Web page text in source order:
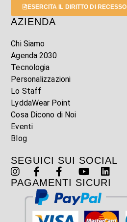
ESERCITA IL DIRITTO DI RECESSO
AZIENDA
Chi Siamo
Agenda 2030
Tecnologia
Personalizzazioni
Lo Staff
LyddaWear Point
Cosa Dicono di Noi
Eventi
Blog
SEGUICI SUI SOCIAL
PAGAMENTI SICURI